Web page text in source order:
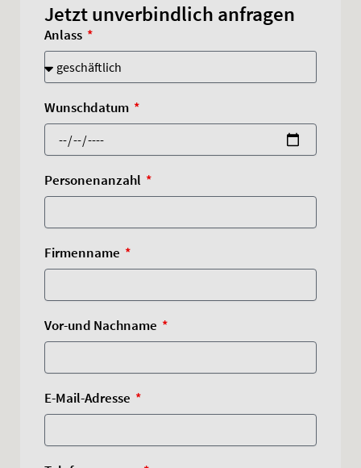
Jetzt unverbindlich anfragen
Anlass
Wunschdatum
Personenanzahl
Firmenname
Vor-und Nachname
E-Mail-Adresse